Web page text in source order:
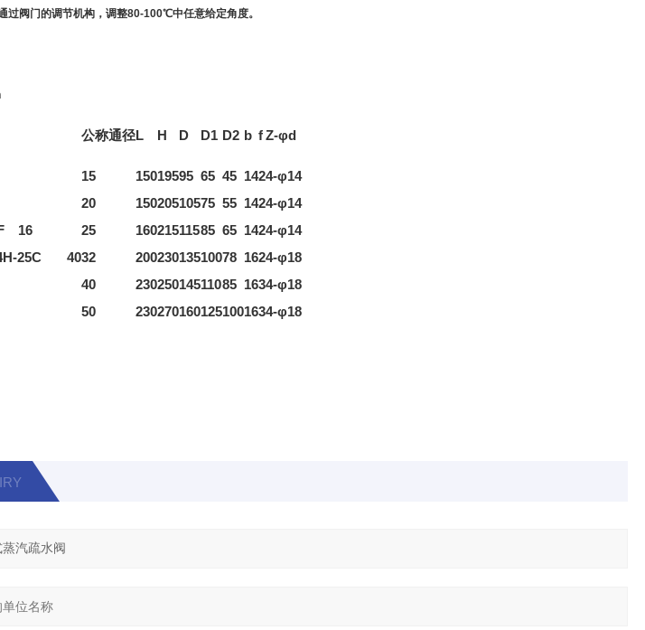
过阀门的调节机构，调整80-100℃中任意给定角度。
公称通径L H D D1 D2 b fZ-φd
25C 40
15 15019595 65 45 1424-φ14
20 15020510575 55 1424-φ14
25 16021511585 65 1424-φ14
32 20023013510078 1624-φ18
40 23025014511085 1634-φ18
50 2302701601251001634-φ18